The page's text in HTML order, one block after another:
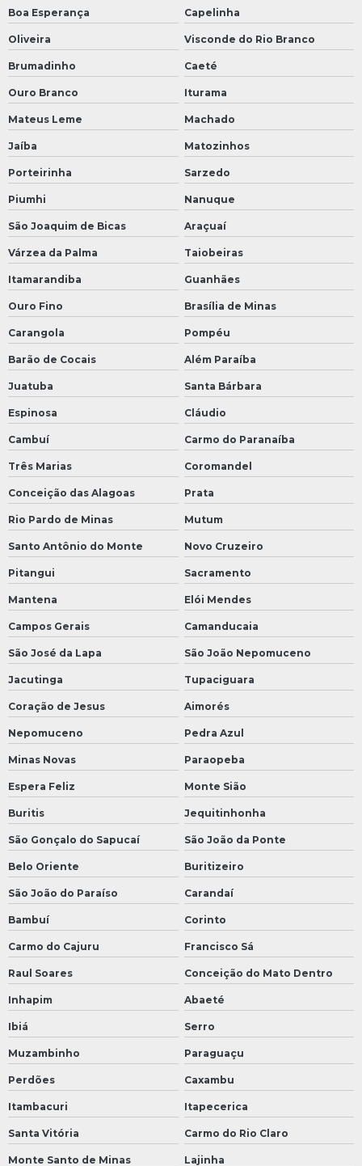
Boa Esperança Capelinha
Oliveira Visconde do Rio Branco
Brumadinho Caeté
Ouro Branco Iturama
Mateus Leme Machado
Jaíba Matozinhos
Porteirinha Sarzedo
Piumhi Nanuque
São Joaquim de Bicas Araçuaí
Várzea da Palma Taiobeiras
Itamarandiba Guanhães
Ouro Fino Brasília de Minas
Carangola Pompéu
Barão de Cocais Além Paraíba
Juatuba Santa Bárbara
Espinosa Cláudio
Cambuí Carmo do Paranaíba
Três Marias Coromandel
Conceição das Alagoas Prata
Rio Pardo de Minas Mutum
Santo Antônio do Monte Novo Cruzeiro
Pitangui Sacramento
Mantena Elói Mendes
Campos Gerais Camanducaia
São José da Lapa São João Nepomuceno
Jacutinga Tupaciguara
Coração de Jesus Aimorés
Nepomuceno Pedra Azul
Minas Novas Paraopeba
Espera Feliz Monte Sião
Buritis Jequitinhonha
São Gonçalo do Sapucaí São João da Ponte
Belo Oriente Buritizeiro
São João do Paraíso Carandaí
Bambuí Corinto
Carmo do Cajuru Francisco Sá
Raul Soares Conceição do Mato Dentro
Inhapim Abaeté
Ibiá Serro
Muzambinho Paraguaçu
Perdões Caxambu
Itambacuri Itapecerica
Santa Vitória Carmo do Rio Claro
Monte Santo de Minas Lajinha